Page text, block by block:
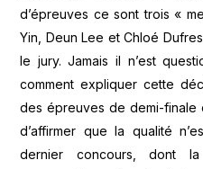
d’épreuves ce sont trois «
Yin, Deun Lee et Chloé
le jury. Jamais il n’est
comment expliquer cette
des épreuves de demi-finale
d’affirmer que la qualité
dernier concours, dont